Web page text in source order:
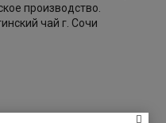
производство.
чай г. Сочи